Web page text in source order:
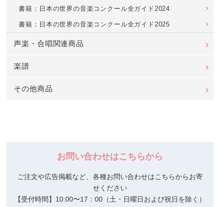
書籍：日本の世界の音楽コンクール全ガイド2024
書籍：日本の世界の音楽コンクール全ガイド2025
声楽・合唱関連商品
楽譜
その他商品
お問い合わせはこちらから
ご注文や広告掲載など、各種お問い合わせはこちらからお寄
せください
【受付時間】10:00〜17：00（土・日曜日および祝日を除く）